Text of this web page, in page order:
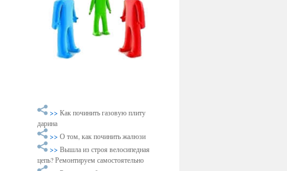
>> Как починить газовую плиту
дарина
>> О том, как починить жалюзи
>> Вышла из строя велосипедная
цепь? Ремонтируем самостоятельно